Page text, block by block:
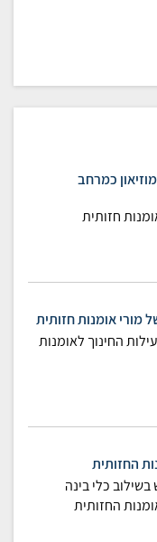
כמרחב
חזותית
מורי אומנות חזותית
החינוך לאומנות
החזותית
כלי בינה
החזותית